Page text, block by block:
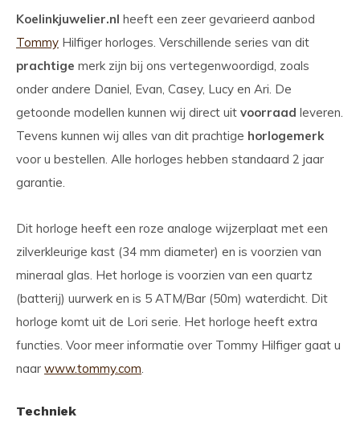
Koelinkjuwelier.nl heeft een zeer gevarieerd aanbod
Tommy Hilfiger horloges. Verschillende series van dit
prachtige merk zijn bij ons vertegenwoordigd, zoals
onder andere Daniel, Evan, Casey, Lucy en Ari. De
getoonde modellen kunnen wij direct uit voorraad leveren.
Tevens kunnen wij alles van dit prachtige horlogemerk
voor u bestellen. Alle horloges hebben standaard 2 jaar
garantie.
Dit horloge heeft een roze analoge wijzerplaat met een
zilverkleurige kast (34 mm diameter) en is voorzien van
mineraal glas. Het horloge is voorzien van een quartz
(batterij) uurwerk en is 5 ATM/Bar (50m) waterdicht. Dit
horloge komt uit de Lori serie. Het horloge heeft extra
functies. Voor meer informatie over Tommy Hilfiger gaat u
naar www.tommy.com.
Techniek